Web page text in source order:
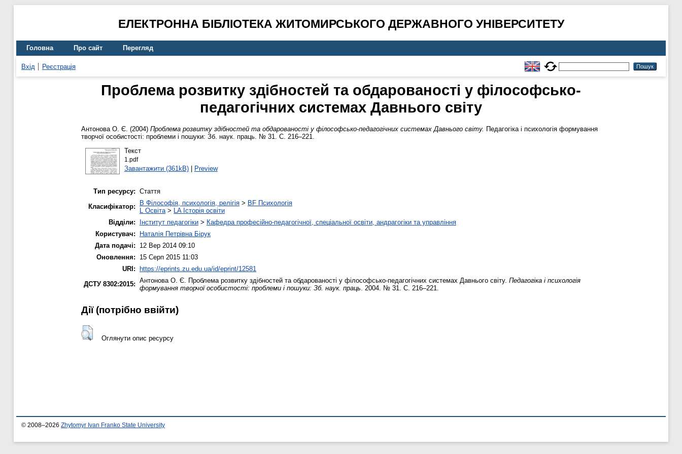
ЕЛЕКТРОННА БІБЛІОТЕКА ЖИТОМИРСЬКОГО ДЕРЖАВНОГО УНІВЕРСИТЕТУ
Головна Про сайт Перегляд
Вхід Реєстрація
Проблема розвитку здібностей та обдарованості у філософсько-
педагогічних системах Давнього світу
Антонова О. Є. (2004) Проблема розвитку здібностей та обдарованості у філософсько-педагогічних системах Давнього світу. Педагогіка і психологія формування
творчої особистості: проблеми і пошуки: Зб. наук. праць. № 31. С. 216–221.
Текст
1.pdf
Завантажити (361kB)| Preview
Тип ресурсу: Стаття
Класифікатор:
B Філософія, психологія, релігія > BF Психологія
L Освіта> LA Історія освіти
Відділи:
Інститут педагогіки > Кафедра професійно-педагогічної, спеціальної освіти, андрагогіки та управління
Користувач:
Наталія Петрівна Бірук
Дата подачі:
12 Вер 2014 09:10
Оновлення:
15 Серп 2015 11:03
URI:
https://eprints.zu.edu.ua/id/eprint/12581
ДСТУ 8302:2015: Антонова О. Є. Проблема розвитку здібностей та обдарованості у філософсько-педагогічних системах Давнього світу. Педагогіка і психологія
формування творчої особистості: проблеми і пошуки: Зб. наук. праць. 2004. № 31. С. 216–221.
Дії ​​(потрібно ввійти)
Оглянути опис ресурсу
© 2008–2026 Zhytomyr Ivan Franko State University